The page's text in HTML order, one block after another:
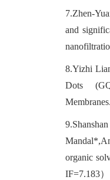
7.Zhen-
and
8.Yizhi
Dots
9.
organic
IF=7.183）